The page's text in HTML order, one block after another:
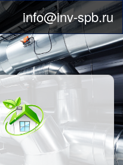
info@inv-spb.ru